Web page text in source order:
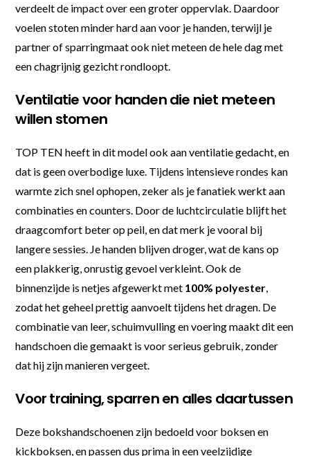
verdeelt de impact over een groter oppervlak. Daardoor
voelen stoten minder hard aan voor je handen, terwijl je
partner of sparringmaat ook niet meteen de hele dag met
een chagrijnig gezicht rondloopt.
Ventilatie voor handen die niet meteen
willen stomen
TOP TEN heeft in dit model ook aan ventilatie gedacht, en
dat is geen overbodige luxe. Tijdens intensieve rondes kan
warmte zich snel ophopen, zeker als je fanatiek werkt aan
combinaties en counters. Door de luchtcirculatie blijft het
draagcomfort beter op peil, en dat merk je vooral bij
langere sessies. Je handen blijven droger, wat de kans op
een plakkerig, onrustig gevoel verkleint. Ook de
binnenzijde is netjes afgewerkt met 100% polyester
zodat het geheel prettig aanvoelt tijdens het dragen. De
combinatie van leer, schuimvulling en voering maakt dit een
handschoen die gemaakt is voor serieus gebruik, zonder
dat hij zijn manieren vergeet.
Voor training, sparren en alles daartussen
Deze bokshandschoenen zijn bedoeld voor boksen en
kickboksen, en passen dus prima in een veelzijdige